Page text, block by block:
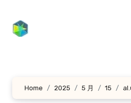
Home 2025 5 月 15